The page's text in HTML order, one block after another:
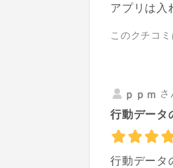
アプリは入
このクチコ
ｐｐｍ
行動データ
行動データ